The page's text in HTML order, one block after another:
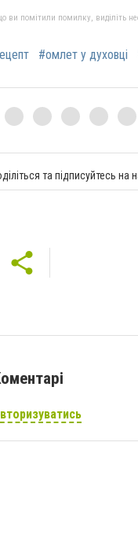
ви помітили помилку, виділіть
#омлет у духовці
та підписуйтесь на